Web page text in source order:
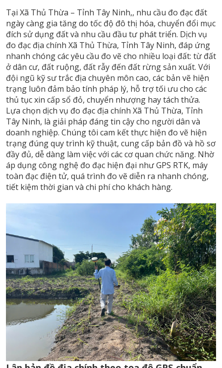
Tại Xã Thủ Thừa – Tỉnh Tây Ninh,, nhu cầu đo đạc đất
ngày càng gia tăng do tốc độ đô thị hóa, chuyển đổi mục
đích sử dụng đất và nhu cầu đầu tư phát triển. Dịch vụ
đo đạc địa chính Xã Thủ Thừa, Tỉnh Tây Ninh, đáp ứng
nhanh chóng các yêu cầu đo vẽ cho nhiều loại đất: từ đất
ở dân cư, đất ruộng, đất rẫy đến đất rừng sản xuất. Với
đội ngũ kỹ sư trắc địa chuyên môn cao, các bản vẽ hiện
trạng luôn đảm bảo tính pháp lý, hỗ trợ tối ưu cho các
thủ tục xin cấp sổ đỏ, chuyển nhượng hay tách thửa.
Lựa chọn dịch vụ đo đạc địa chính Xã Thủ Thừa, Tỉnh
Tây Ninh, là giải pháp đáng tin cậy cho người dân và
doanh nghiệp. Chúng tôi cam kết thực hiện đo vẽ hiện
trạng đúng quy trình kỹ thuật, cung cấp bản đồ và hồ sơ
đầy đủ, dễ dàng làm việc với các cơ quan chức năng. Nhờ
áp dụng công nghệ đo đạc hiện đại như GPS RTK, máy
toàn đạc điện tử, quá trình đo vẽ diễn ra nhanh chóng,
tiết kiệm thời gian và chi phí cho khách hàng.